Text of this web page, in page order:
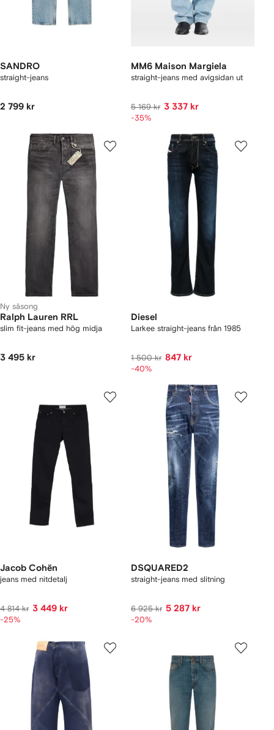
SANDRO
straight-jeans
2 799 kr
MM6 Maison Margiela
straight-jeans med avigsidan ut
5 169 kr 3 337 kr
-35%
Ny säsong
Ralph Lauren RRL
slim fit-jeans med hög midja
3 495 kr
Diesel
Larkee straight-jeans från 1985
1 500 kr 847 kr
-40%
Jacob Cohën
jeans med nitdetalj
4 814 kr 3 449 kr
-25%
DSQUARED2
straight-jeans med slitning
6 925 kr 5 287 kr
-20%